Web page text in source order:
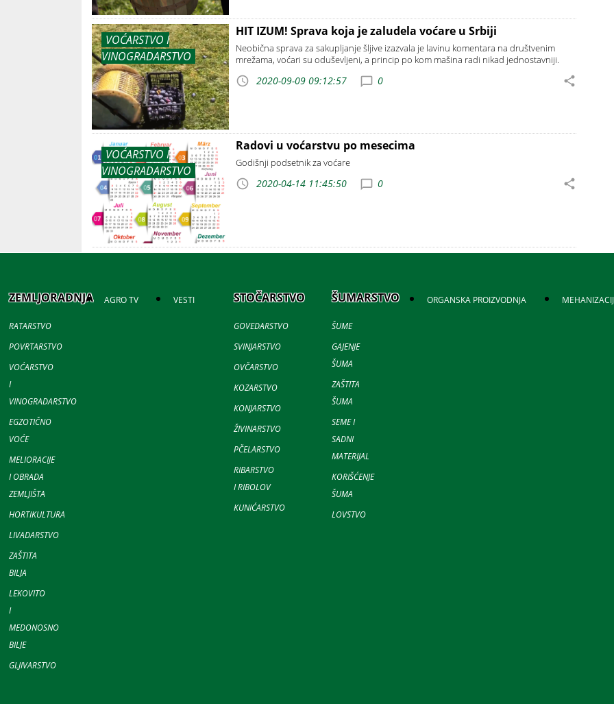
VOĆARSTVO I
VINOGRADARSTVO
HIT IZUM! Sprava koja je zaludela voćare u Srbiji
Neobična sprava za sakupljanje šljive izazvala je lavinu komentara na društvenim
mrežama, voćari su oduševljeni, a princip po kom mašina radi nikad jednostavniji.
2020-09-09 09:12:57 0
VOĆARSTVO I
VINOGRADARSTVO
Radovi u voćarstvu po mesecima
Godišnji podsetnik za voćare
2020-04-14 11:45:50 0
ZEMLJORADNJA
RATARSTVO
POVRTARSTVO
VOĆARSTVO
I
VINOGRADARSTVO
EGZOTIČNO
VOĆE
MELIORACIJE
I OBRADA
ZEMLJIŠTA
HORTIKULTURA
LIVADARSTVO
ZAŠTITA
BILJA
LEKOVITO
I
MEDONOSNO
BILJE
GLJIVARSTVO
AGRO TV VESTI STOČARSTVO
GOVEDARSTVO
SVINJARSTVO
OVČARSTVO
KOZARSTVO
KONJARSTVO
ŽIVINARSTVO
PČELARSTVO
RIBARSTVO
I RIBOLOV
KUNIĆARSTVO
ŠUMARSTVO
ŠUME
GAJENJE
ŠUMA
ZAŠTITA
ŠUMA
SEME I
SADNI
MATERIJAL
KORIŠĆENJE
ŠUMA
LOVSTVO
ORGANSKA PROIZVODNJA